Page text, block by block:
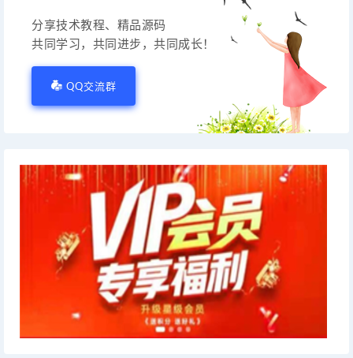
分享技术教程、精品源码
共同学习，共同进步，共同成长！
QQ交流群